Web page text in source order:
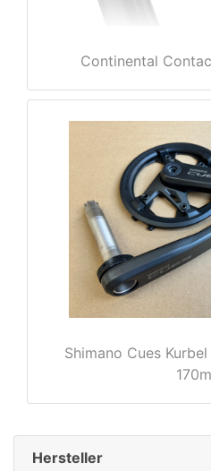
Continental
Shimano Cues
Hersteller